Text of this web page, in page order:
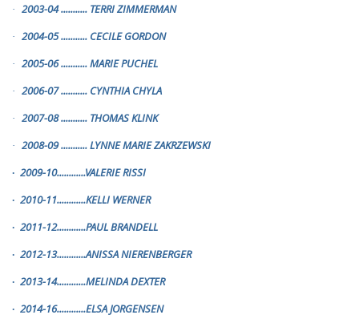
· 2003-04........... TERRI ZIMMERMAN
· 2004-05........... CECILE GORDON
· 2005-06...........MARIE PUCHEL
· 2006-07........... CYNTHIA CHYLA
· 2007-08........... THOMAS KLINK
· 2008-09...........LYNNE MARIE ZAKRZEWSKI
· 2009-10............VALERIE RISSI
· 2010-11............KELLI WERNER
· 2011-12............PAUL BRANDELL
· 2012-13............ANISSA NIERENBERGER
· 2013-14............MELINDA DEXTER
· 2014-16............ELSA JORGENSEN